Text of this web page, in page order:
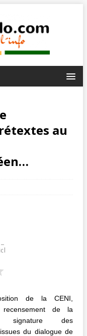
au
de la CENI,
de la
signature des
du dialogue de